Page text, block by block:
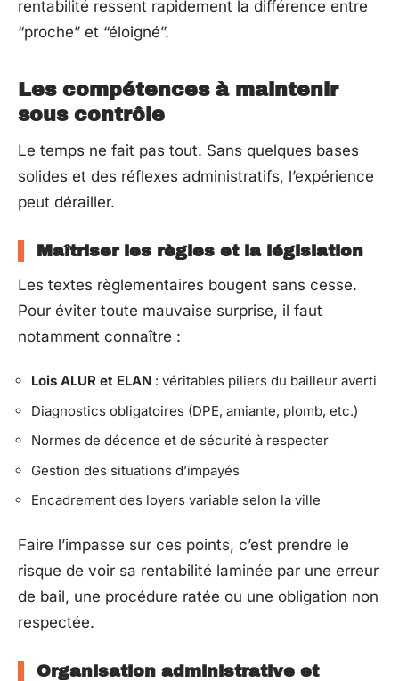
rentabilité ressent rapidement la différence entre
“proche” et “éloigné”.
Les compétences à maintenir
sous contrôle
Le temps ne fait pas tout. Sans quelques bases
solides et des réflexes administratifs, l’expérience
peut dérailler.
Maîtriser les règles et la législation
Les textes règlementaires bougent sans cesse.
Pour éviter toute mauvaise surprise, il faut
notamment connaître :
Lois ALUR et ELAN : véritables piliers du bailleur averti
Diagnostics obligatoires (DPE, amiante, plomb, etc.)
Normes de décence et de sécurité à respecter
Gestion des situations d’impayés
Encadrement des loyers variable selon la ville
Faire l’impasse sur ces points, c’est prendre le
risque de voir sa rentabilité laminée par une erreur
de bail, une procédure ratée ou une obligation non
respectée.
Organisation administrative et